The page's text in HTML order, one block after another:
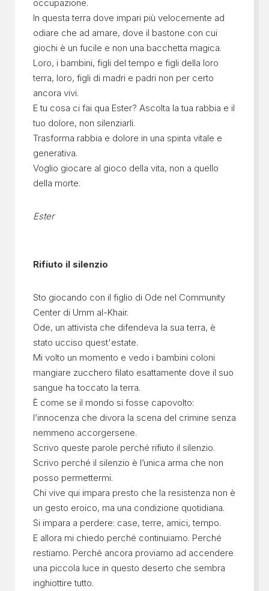
occupazione.
In questa terra dove impari più velocemente ad
odiare che ad amare, dove il bastone con cui
giochi è un fucile e non una bacchetta magica.
Loro, i bambini, figli del tempo e figli della loro
terra, loro, figli di madri e padri non per certo
ancora vivi.
E tu cosa ci fai qua Ester? Ascolta la tua rabbia e il
tuo dolore, non silenziarli.
Trasforma rabbia e dolore in una spinta vitale e
generativa.
Voglio giocare al gioco della vita, non a quello
della morte.
Ester
Rifiuto il silenzio
Sto giocando con il figlio di Ode nel Community
Center di Umm al-Khair.
Ode, un attivista che difendeva la sua terra, è
stato ucciso quest'estate.
Mi volto un momento e vedo i bambini coloni
mangiare zucchero filato esattamente dove il suo
sangue ha toccato la terra.
È come se il mondo si fosse capovolto:
l’innocenza che divora la scena del crimine senza
nemmeno accorgersene.
Scrivo queste parole perché rifiuto il silenzio.
Scrivo perché il silenzio è l’unica arma che non
posso permettermi.
Chi vive qui impara presto che la resistenza non è
un gesto eroico, ma una condizione quotidiana.
Si impara a perdere: case, terre, amici, tempo.
E allora mi chiedo perché continuiamo. Perché
restiamo. Perché ancora proviamo ad accendere
una piccola luce in questo deserto che sembra
inghiottire tutto.